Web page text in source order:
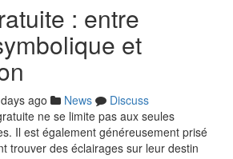
: entre
et
ago News
Discuss
ne se limite pas aux seules
Il est également généreusement prisé
trouver des éclairages sur leur destin